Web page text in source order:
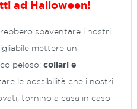
ad Halloween!
spaventare i nostri
mettere un
peloso: collari e
le possibilità che i nostri
tornino a casa in caso